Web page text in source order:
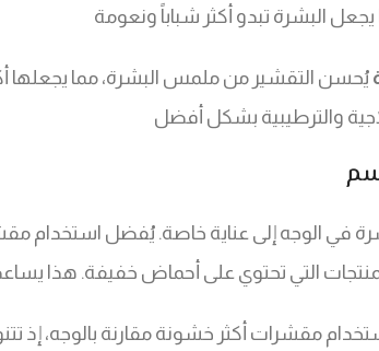
البشرة تبدو أكثر شباباً ونعومة
يُحسن التقشير من ملمس البشرة، مما يجعلها
والترطيبية بشكل أفضل
في الوجه إلى عناية خاصة. يُفضل استخدام
التي تحتوي على أحماض خفيفة. هذا
مقشرات أكثر خشونة مقارنة بالوجه، إذ